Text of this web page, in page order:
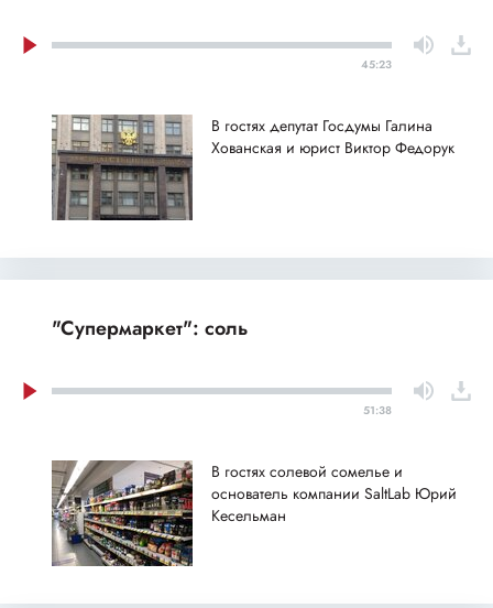
45:23
В гостях депутат Госдумы Галина
Хованская и юрист Виктор Федорук
"Супермаркет": соль
51:38
В гостях солевой сомелье и
основатель компании SaltLab Юрий
Кесельман